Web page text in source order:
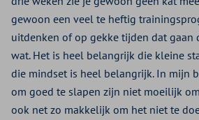
gewoon een veel te heftig
uitdenken of op gekke tijden dat gaan
wat. Het is heel belangrijk die kleine
die mindset is heel belangrijk. In mijn
om goed te slapen zijn niet moeilijk
ook net zo makkelijk om het niet te